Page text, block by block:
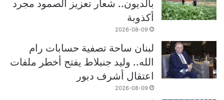
بالديون.. شعار تعزيز الصمود مجرد
أكذوبة
2026-08-09
لبنان ساحة تصفية حسابات رام
الله.. وليد جنبلاط يفتح أخطر ملفات
اعتقال أشرف دبور
2026-08-09